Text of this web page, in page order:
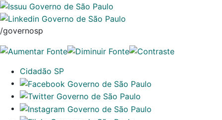
/governosp
Cidadão SP